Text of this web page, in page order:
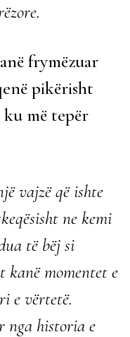
frymëzuar
pikërisht
më tepër
vajzë që ishte
ne kemi
të bëj si
kanë momentet e
e vërtetë.
nga historia e